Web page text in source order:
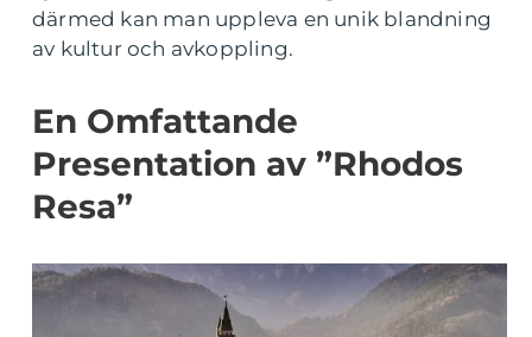
därmed kan man uppleva en unik blandning
av kultur och avkoppling.
En Omfattande
Presentation av ”Rhodos
Resa”